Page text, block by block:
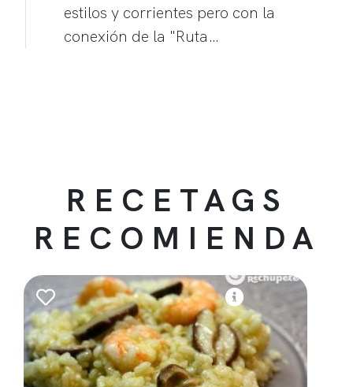
estilos y corrientes pero con la
conexión de la "Ruta…
RECETAGS
RECOMIENDA